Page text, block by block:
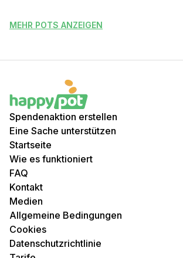
MEHR POTS ANZEIGEN
Spendenaktion erstellen
Eine Sache unterstützen
Startseite
Wie es funktioniert
FAQ
Kontakt
Medien
Allgemeine Bedingungen
Cookies
Datenschutzrichtlinie